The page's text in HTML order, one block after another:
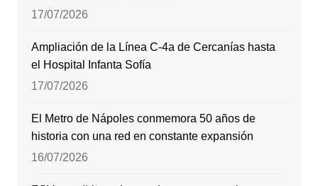
17/07/2026
Ampliación de la Línea C-4a de Cercanías hasta
el Hospital Infanta Sofía
17/07/2026
El Metro de Nápoles conmemora 50 años de
historia con una red en constante expansión
16/07/2026